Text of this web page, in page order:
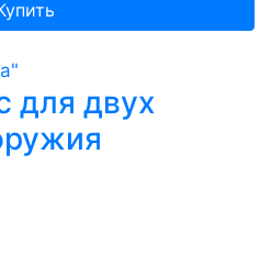
для двух